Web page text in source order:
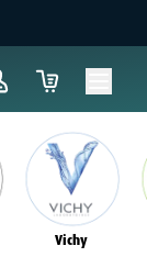
Vichy